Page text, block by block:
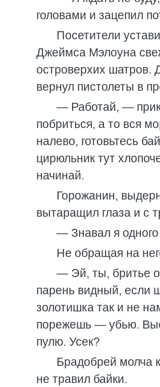
головами и зацепил
Посетители
Джеймса Мэлоуна
островерхих шатров.
вернул пистолеты в
— Работай, —
побриться, а то вся
налево, готовьтесь
цирюльник тут
начинай.
Горожанин,
вытаращил глаза и с
— Знавал я
Не обращая на
— Эй, ты, бритье
парень видный, если
золотишка так и не
порежешь — убью.
пулю. Усек?
Брадобрей молча
не травил байки.